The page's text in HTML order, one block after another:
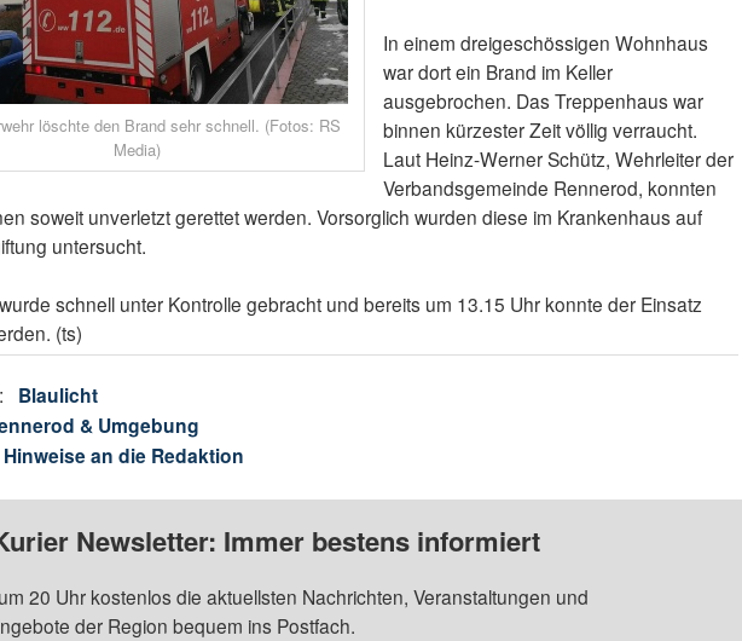
löschte den Brand sehr schnell. (Fotos: RS
Media)
In einem dreigeschössigen Wohnhaus
war dort ein Brand im Keller
ausgebrochen. Das Treppenhaus war
binnen kürzester Zeit völlig verraucht.
Laut Heinz-Werner Schütz, Wehrleiter der
Verbandsgemeinde Rennerod, konnten
soweit unverletzt gerettet werden. Vorsorglich wurden diese im Krankenhaus auf
untersucht.
schnell unter Kontrolle gebracht und bereits um 13.15 Uhr konnte der Einsatz
(ts)
Blaulicht
& Umgebung
Hinweise an die Redaktion
Newsletter: Immer bestens informiert
20 Uhr kostenlos die aktuellsten Nachrichten, Veranstaltungen und
der Region bequem ins Postfach.